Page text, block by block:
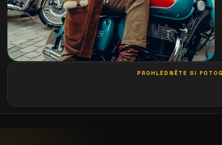
PROHLÉDNĚTE SI